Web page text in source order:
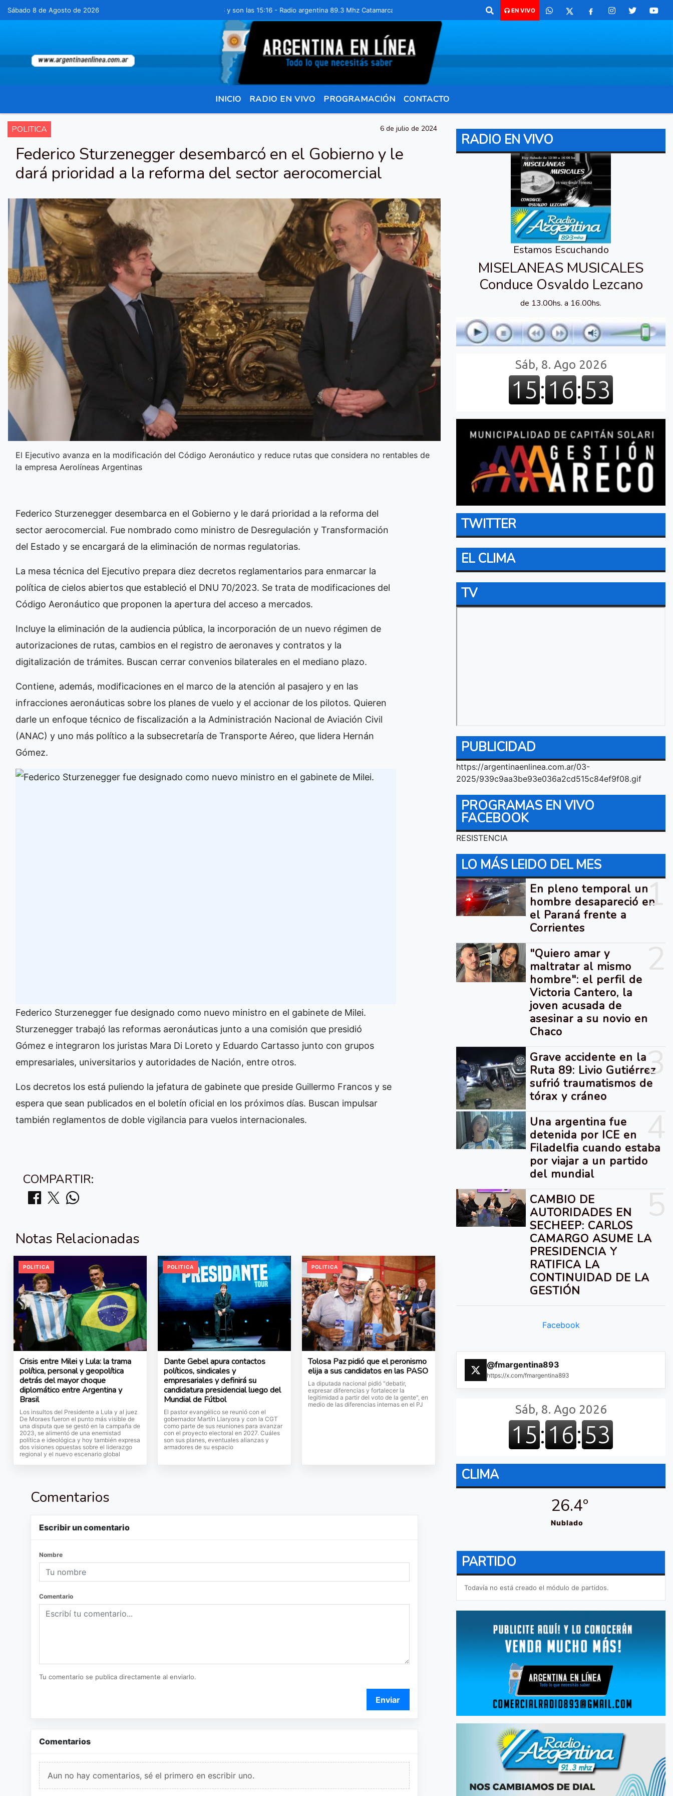
Sábado 8 de Agosto de 2026Hoy es Sábado 8 de Agosto de 2026 y son las 15:16 - Radio argentina 89.3 Mhz Catamarca 436 Resistencia Chaco para comunicarte 362 4879579 Radio argentina 89.3 Mhz Catamarca
EN VIVO
INICIO RADIO EN VIVO PROGRAMACIÓN CONTACTO
POLITICA 6 de julio de 2024
Federico Sturzenegger desembarcó en el Gobierno y le
dará prioridad a la reforma del sector aerocomercial
El Ejecutivo avanza en la modificación del Código Aeronáutico y reduce rutas que considera no rentables de
la empresa Aerolíneas Argentinas
Federico Sturzenegger desembarca en el Gobierno y le dará prioridad a la reforma del
sector aerocomercial. Fue nombrado como ministro de Desregulación y Transformación
del Estado y se encargará de la eliminación de normas regulatorias.
La mesa técnica del Ejecutivo prepara diez decretos reglamentarios para enmarcar la
política de cielos abiertos que estableció el DNU 70/2023. Se trata de modificaciones del
Código Aeronáutico que proponen la apertura del acceso a mercados.
Incluye la eliminación de la audiencia pública, la incorporación de un nuevo régimen de
autorizaciones de rutas, cambios en el registro de aeronaves y contratos y la
digitalización de trámites. Buscan cerrar convenios bilaterales en el mediano plazo.
Contiene, además, modificaciones en el marco de la atención al pasajero y en las
infracciones aeronáuticas sobre los planes de vuelo y el accionar de los pilotos. Quieren
darle un enfoque técnico de fiscalización a la Administración Nacional de Aviación Civil
(ANAC) y uno más político a la subsecretaría de Transporte Aéreo, que lidera Hernán
Gómez.
Federico Sturzenegger fue designado como nuevo ministro en el gabinete de Milei.
Sturzenegger trabajó las reformas aeronáuticas junto a una comisión que presidió
Gómez e integraron los juristas Mara Di Loreto y Eduardo Cartasso junto con grupos
empresariales, universitarios y autoridades de Nación, entre otros.
Los decretos los está puliendo la jefatura de gabinete que preside Guillermo Francos y se
espera que sean publicados en el boletín oficial en los próximos días. Buscan impulsar
también reglamentos de doble vigilancia para vuelos internacionales.
COMPARTIR:
Notas Relacionadas
POLITICA
Crisis entre Milei y Lula: la trama
política, personal y geopolítica
detrás del mayor choque
diplomático entre Argentina y
Brasil
Los insultos del Presidente a Lula y al juez
De Moraes fueron el punto más visible de
una disputa que se gestó en la campaña de
2023, se alimentó de una enemistad
política e ideológica y hoy también expresa
dos visiones opuestas sobre el liderazgo
regional y el nuevo escenario global
POLITICA
Dante Gebel apura contactos
políticos, sindicales y
empresariales y definirá su
candidatura presidencial luego del
Mundial de Fútbol
El pastor evangélico se reunió con el
gobernador Martín Llaryora y con la CGT
como parte de sus reuniones para avanzar
con el proyecto electoral en 2027. Cuáles
son sus planes, eventuales alianzas y
armadores de su espacio
POLITICA
Tolosa Paz pidió que el peronismo
elija a sus candidatos en las PASO
La diputada nacional pidió "debatir,
expresar diferencias y fortalecer la
legitimidad a partir del voto de la gente", en
medio de las diferencias internas en el PJ
Comentarios
Escribir un comentario
Nombre
Comentario
Tu comentario se publica directamente al enviarlo.
Enviar
Comentarios
Aun no hay comentarios, sé el primero en escribir uno.
RADIO EN VIVO
Estamos Escuchando
MISELANEAS MUSICALES
Conduce Osvaldo Lezcano
de 13.00hs. a 16.00hs.
TWITTER
EL CLIMA
TV
PUBLICIDAD
https://argentinaenlinea.com.ar/03-
2025/939c9aa3be93e036a2cd515c84ef9f08.gif
PROGRAMAS EN VIVO
FACEBOOK
RESISTENCIA
LO MÁS LEIDO DEL MES
1
En pleno temporal un
hombre desapareció en
el Paraná frente a
Corrientes
"Quiero amar y
maltratar al mismo
hombre": el perfil de
Victoria Cantero, la
joven acusada de
asesinar a su novio en
Chaco
3
Grave accidente en la
Ruta 89: Livio Gutiérrez
sufrió traumatismos de
tórax y cráneo
Una argentina fue
detenida por ICE en
Filadelfia cuando estaba
por viajar a un partido
del mundial
CAMBIO DE
AUTORIDADES EN
SECHEEP: CARLOS
CAMARGO ASUME LA
PRESIDENCIA Y
RATIFICA LA
CONTINUIDAD DE LA
GESTIÓN
Facebook
@fmargentina893
https://x.com/fmargentina893
CLIMA
26.4º
Nublado
PARTIDO
Todavía no está creado el módulo de partidos.